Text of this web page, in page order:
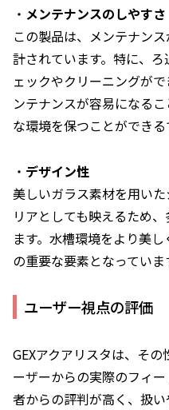
・ メンテナンスのしやすさ
この製品は、メンテナン
計されています。特に、
ェックやクリーニングが
ンテナンスが容易になる
な環境を保つことができる
・ デザイン性
美しいガラス素材を用い
リアとしても映えるため
ます。水槽環境をより美
の重要な要素となっていま
ユーザー視点の評価
GEXアクアリスタは、そ
ーザーからの実際のフィ
者からの評判が高く、扱